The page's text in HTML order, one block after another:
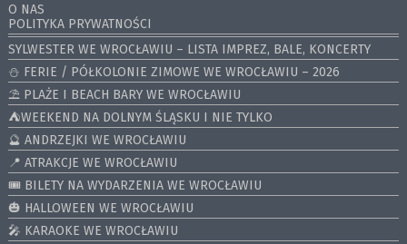
O NAS
POLITYKA PRYWATNOŚCI
SYLWESTER WE WROCŁAWIU – LISTA IMPREZ, BALE, KONCERTY
⛄️ FERIE / PÓŁKOLONIE ZIMOWE WE WROCŁAWIU – 2026
⛱️ PLAŻE I BEACH BARY WE WROCŁAWIU
⛺️WEEKEND NA DOLNYM ŚLĄSKU I NIE TYLKO
🔮 ANDRZEJKI WE WROCŁAWIU
📍 ATRAKCJE WE WROCŁAWIU
🎟️ BILETY NA WYDARZENIA WE WROCŁAWIU
🎃 HALLOWEEN WE WROCŁAWIU
🎤 KARAOKE WE WROCŁAWIU